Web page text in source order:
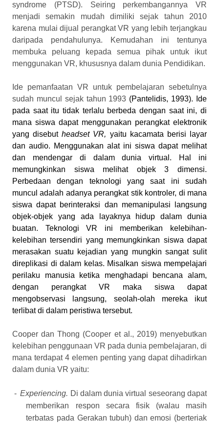
syndrome (PTSD). Seiring perkembangannya VR
menjadi semakin mudah dimiliki sejak tahun 2010
karena mulai dijual perangkat VR yang lebih terjangkau
daripada pendahulunya. Kemudahan ini tentunya
membuka peluang kepada semua pihak untuk ikut
menggunakan VR, khususnya dalam dunia Pendidikan.
Ide pemanfaatan VR untuk pembelajaran sebetulnya
sudah muncul sejak tahun 1993 (Pantelidis, 1993). Ide
pada saat itu tidak terlalu berbeda dengan saat ini, di
mana siswa dapat menggunakan perangkat elektronik
yang disebutheadset VR, yaitu kacamata berisi layar
dan audio. Menggunakan alat ini siswa dapat melihat
dan mendengar di dalam dunia virtual. Hal ini
memungkinkan siswa melihat objek 3 dimensi.
Perbedaan dengan teknologi yang saat ini sudah
muncul adalah adanya perangkat stik kontroler, di mana
siswa dapat berinteraksi dan memanipulasi langsung
objek-objek yang ada layaknya hidup dalam dunia
buatan. Teknologi VR ini memberikan kelebihan-
kelebihan tersendiri yang memungkinkan siswa dapat
merasakan suatu kejadian yang mungkin sangat sulit
direplikasi di dalam kelas. Misalkan siswa mempelajari
perilaku manusia ketika menghadapi bencana alam,
dengan perangkat VR maka siswa dapat
mengobservasi langsung, seolah-olah mereka ikut
terlibat di dalam peristiwa tersebut.
Cooper dan Thong (Cooper et al., 2019)menyebutkan
kelebihan penggunaan VR pada dunia pembelajaran, di
mana terdapat 4 elemen penting yang dapat dihadirkan
dalam dunia VR yaitu:
- Experiencing. Di dalam dunia virtual seseorang dapat
memberikan respon secara fisik (walau masih
terbatas pada Gerakan tubuh) dan emosi (berteriak